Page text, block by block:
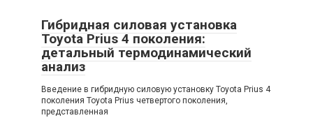
Гибридная силовая установка
Toyota Prius 4 поколения:
детальный термодинамический
анализ
Введение в гибридную силовую установку Toyota Prius 4
поколения Toyota Prius четвертого поколения,
представленная